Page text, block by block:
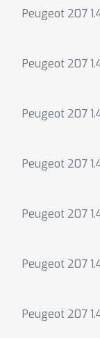
Peugeot 207
Peugeot 207
Peugeot 207
Peugeot 207
Peugeot 207
Peugeot 207
Peugeot 207